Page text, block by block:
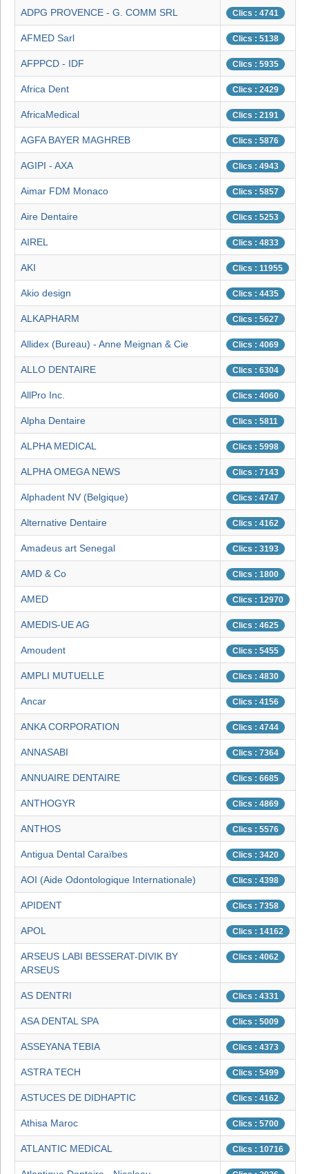
ADPG PROVENCE - G. COMM SRL Clics : 4741
AFMED Sarl Clics : 5138
AFPPCD - IDF Clics : 5935
Africa Dent Clics : 2429
AfricaMedical Clics : 2191
AGFA BAYER MAGHREB Clics : 5876
AGIPI - AXA Clics : 4943
Aimar FDM Monaco Clics : 5857
Aire Dentaire Clics : 5253
AIREL Clics : 4833
AKI Clics : 11955
Akio design Clics : 4435
ALKAPHARM Clics : 5627
Allidex (Bureau) - Anne Meignan & Cie Clics : 4069
ALLO DENTAIRE Clics : 6304
AllPro Inc. Clics : 4060
Alpha Dentaire Clics : 5811
ALPHA MEDICAL Clics : 5998
ALPHA OMEGA NEWS Clics : 7143
Alphadent NV (Belgique) Clics : 4747
Alternative Dentaire Clics : 4162
Amadeus art Senegal Clics : 3193
AMD & Co Clics : 1800
AMED Clics : 12970
AMEDIS-UE AG Clics : 4625
Amoudent Clics : 5455
AMPLI MUTUELLE Clics : 4830
Ancar Clics : 4156
ANKA CORPORATION Clics : 4744
ANNASABI Clics : 7364
ANNUAIRE DENTAIRE Clics : 6685
ANTHOGYR Clics : 4869
ANTHOS Clics : 5576
Antigua Dental Caraïbes Clics : 3420
AOI (Aide Odontologique Internationale) Clics : 4398
APIDENT Clics : 7358
APOL Clics : 14162
ARSEUS LABI BESSERAT-DIVIK BY
ARSEUS
Clics : 4062
AS DENTRI Clics : 4331
ASA DENTAL SPA Clics : 5009
ASSEYANA TEBIA Clics : 4373
ASTRA TECH Clics : 5499
ASTUCES DE DIDHAPTIC Clics : 4162
Athisa Maroc Clics : 5700
ATLANTIC MEDICAL Clics : 10716